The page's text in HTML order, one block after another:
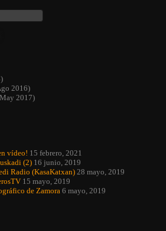
2016)
2017)
vídeo! 15 febrero, 2021
(2) 16 junio, 2019
Radio (KasaKatxan) 28 mayo, 2019
15 mayo, 2019
de Zamora 6 mayo, 2019